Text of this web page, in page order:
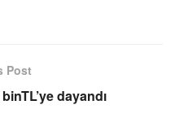
Post
dayandı